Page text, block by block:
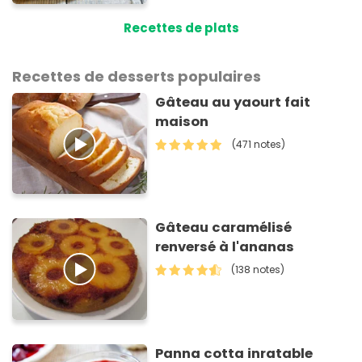
Recettes de plats
Recettes de desserts populaires
Gâteau au yaourt fait
maison
(471 notes)
Gâteau caramélisé
renversé à l'ananas
(138 notes)
Panna cotta inratable